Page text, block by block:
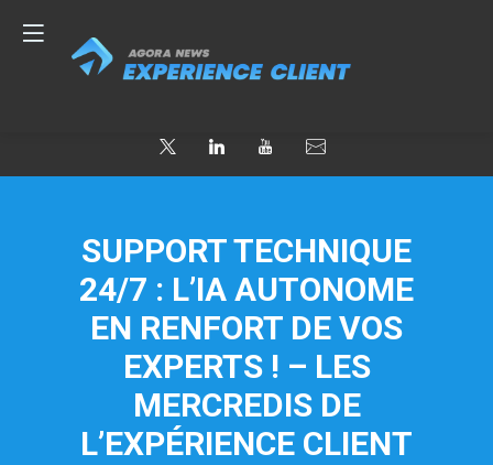
SUPPORT TECHNIQUE
24/7 : L’IA AUTONOME
EN RENFORT DE VOS
EXPERTS ! – LES
MERCREDIS DE
L’EXPÉRIENCE CLIENT